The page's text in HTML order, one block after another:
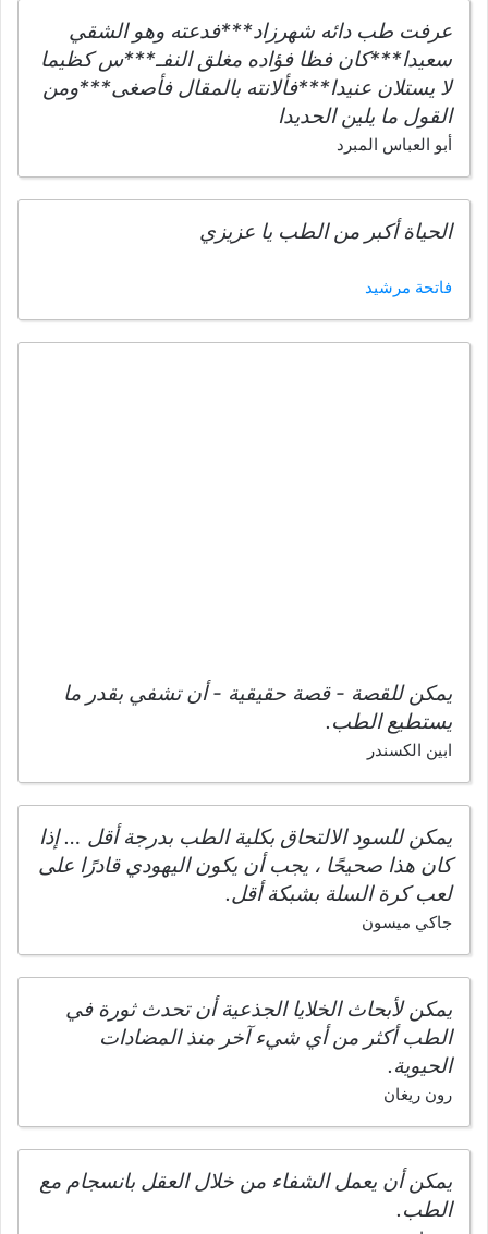
عرفت طب دائه شهرزاد***فدعته وهو الشقي
سعيدا***كان فظا فؤاده مغلق النفـ***س كظيما
لا يستلان عنيدا***فألانته بالمقال فأصغى***ومن
القول ما يلين الحديدا
أبو العباس المبرد
الحياة أكبر من الطب يا عزيزي
فاتحة مرشيد
يمكن للقصة - قصة حقيقية - أن تشفي بقدر ما
يستطيع الطب.
ابين الكسندر
يمكن للسود الالتحاق بكلية الطب بدرجة أقل … إذا
كان هذا صحيحًا ، يجب أن يكون اليهودي قادرًا على
لعب كرة السلة بشبكة أقل.
جاكي ميسون
يمكن لأبحاث الخلايا الجذعية أن تحدث ثورة في
الطب أكثر من أي شيء آخر منذ المضادات
الحيوية.
رون ريغان
يمكن أن يعمل الشفاء من خلال العقل بانسجام مع
الطب.